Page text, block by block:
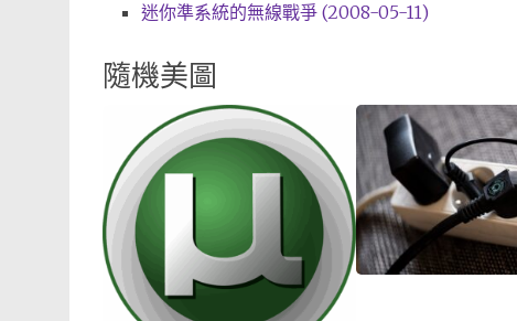
迷你準系統的無線戰爭 (2008-05-11)
隨機美圖